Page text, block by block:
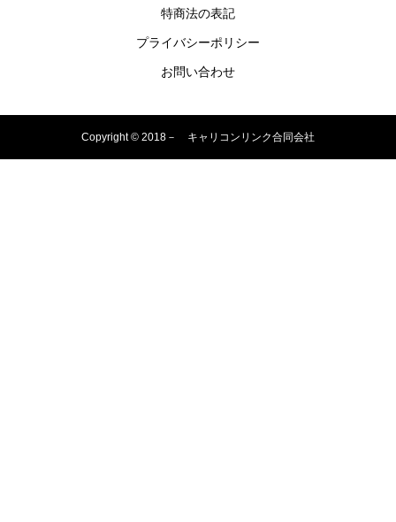
特商法の表記
プライバシーポリシー
お問い合わせ
Copyright © 2018－ キャリコンリンク合同会社